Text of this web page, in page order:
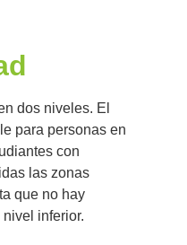
dos niveles. El
para personas en
con
las zonas
que no hay
inferior.